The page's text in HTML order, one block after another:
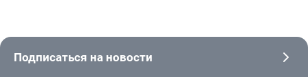
Подписаться на новости